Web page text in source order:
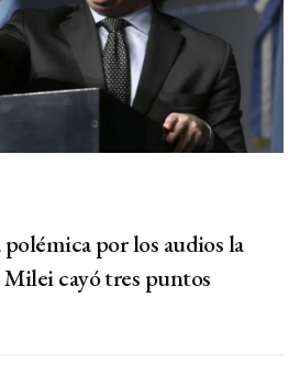
por los audios la
cayó tres puntos